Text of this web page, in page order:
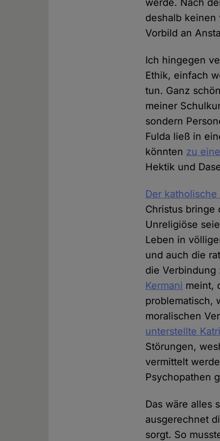
werde. Nach
deshalb keinen
Vorbild an
Ich hingegen
Ethik, einfach
tun. Ganz
meiner
sondern
Fulda ließ in
könnten zu
Hektik und
Der
Christus bringe
Unreligiöse
Leben in
und auch die
die Verbindung
Kermani meint,
problematisch,
moralischen
unterstellte
Störungen,
vermittelt
Psychopathen
Das wäre alles
ausgerechnet
sorgt. So